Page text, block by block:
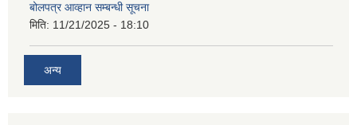
बोलपत्र आव्हान सम्बन्धी सूचना
मिति: 11/21/2025 - 18:10
अन्य